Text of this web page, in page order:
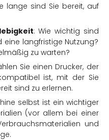
lange sind Sie bereit, auf
: Wie wichtig sind
langfristige Nutzung?
zu warten?
Sie einen Drucker, der
ist, mit der Sie
sind zu erlernen.
selbst ist ein wichtiger
(vor allem bei einer
und